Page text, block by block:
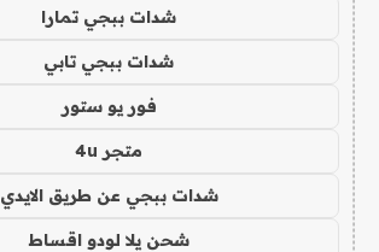
شدات ببجي تمارا
شدات ببجي تابي
فور يو ستور
متجر 4u
شدات ببجي عن طريق الايدي
شحن يلا لودو اقساط